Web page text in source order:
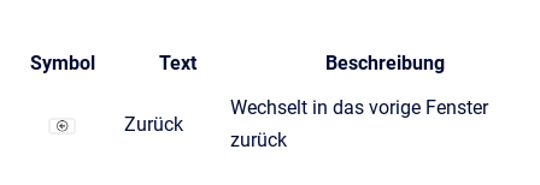
Symbol Text Beschreibung
Zurück
Wechselt in das vorige Fenster
zurück